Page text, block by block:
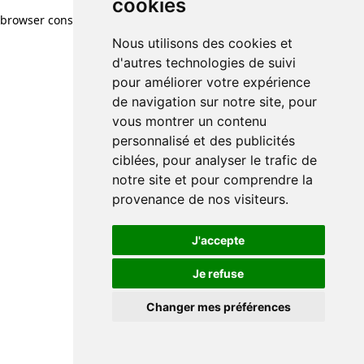
cookies
Nous utilisons des cookies et
d'autres technologies de suivi
pour améliorer votre expérience
de navigation sur notre site, pour
vous montrer un contenu
personnalisé et des publicités
ciblées, pour analyser le trafic de
notre site et pour comprendre la
provenance de nos visiteurs.
J'accepte
Je refuse
Changer mes préférences
cookies
Nous utilisons des cookies et
d'autres technologies de suivi
pour améliorer votre expérience
de navigation sur notre site, pour
vous montrer un contenu
personnalisé et des publicités
ciblées, pour analyser le trafic de
notre site et pour comprendre la
provenance de nos visiteurs.
J'accepte
Je refuse
Changer mes préférences
browser console for more information)